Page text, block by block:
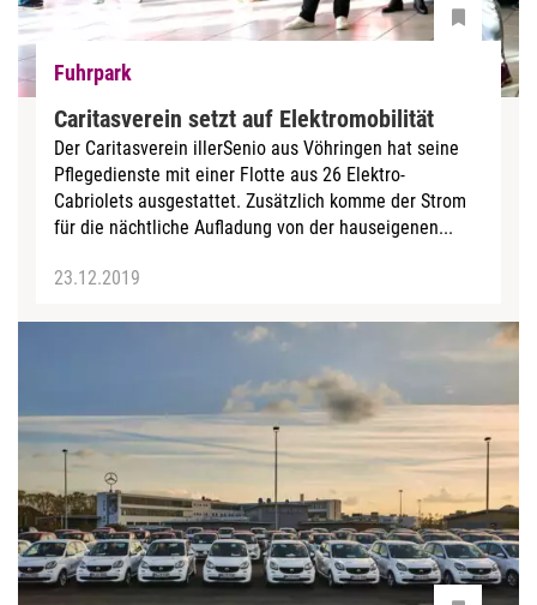
Fuhrpark
Caritasverein setzt auf Elektromobilität
Der Caritasverein illerSenio aus Vöhringen hat seine
Pflegedienste mit einer Flotte aus 26 Elektro-
Cabriolets ausgestattet. Zusätzlich komme der Strom
für die nächtliche Aufladung von der hauseigenen...
23.12.2019